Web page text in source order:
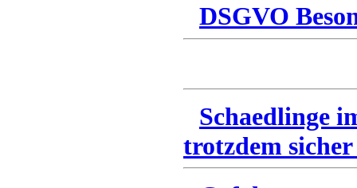
DSGVO
Schaedlinge
trotzdem